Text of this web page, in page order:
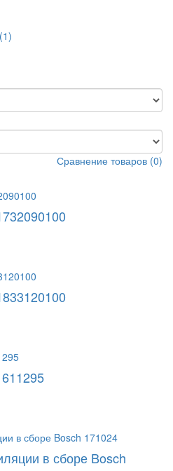
Сравнение товаров (0)
в сборе Bosch